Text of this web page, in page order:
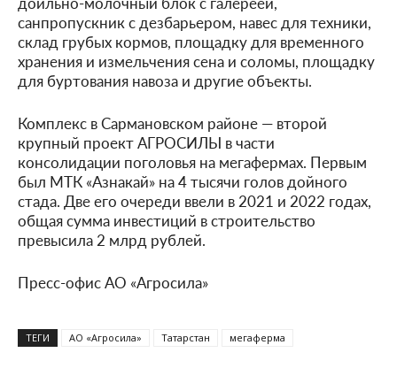
санпропускник с дезбарьером, навес для техники,
склад грубых кормов, площадку для временного
хранения и измельчения сена и соломы, площадку
для буртования навоза и другие объекты.
Комплекс в Сармановском районе — второй
крупный проект АГРОСИЛЫ в части
консолидации поголовья на мегафермах. Первым
был МТК «Азнакай» на 4 тысячи голов дойного
стада. Две его очереди ввели в 2021 и 2022 годах,
общая сумма инвестиций в строительство
превысила 2 млрд рублей.
Пресс-офис АО «Агросила»
ТЕГИ АО «Агросила» Татарстан мегаферма